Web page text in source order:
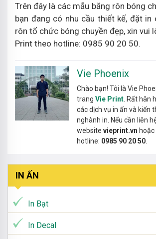
Trên đây là các mẫu băng rôn bóng
bạn đang có nhu cầu thiết kế, đặt in
rôn tổ chức bóng chuyền đẹp, xin vui
Print theo hotline: 0985 90 20 50.
Vie Phoenix
Chào bạn! Tôi là Vie
trangVie Print . Rất hân
các dịch vụ in ấn và kiến
nghành in. Nếu cần liên
websitevieprint.vn
hotline: 0985 90 20 50
IN ẤN
In Bạt
In Decal